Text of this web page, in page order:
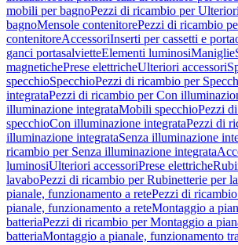
mobili per bagnoPezzi di ricambio per
bagnoMensole contenitorePezzi di ricambio
contenitoreAccessoriInserti per cassetti e
ganci portasalvietteElementi luminosiManiglie
magnetichePrese elettricheUlteriori accessori
specchioSpecchioPezzi di ricambio per
integrataPezzi di ricambio per Con
illuminazione integrataMobili specchioPezzi
specchioCon illuminazione integrataPezzi di
illuminazione integrataSenza illuminazione
ricambio per Senza illuminazione integrata
luminosiUlteriori accessoriPrese elettriche
lavaboPezzi di ricambio per Rubinetterie per
pianale, funzionamento a retePezzi di
pianale, funzionamento a reteMontaggio a
batteriaPezzi di ricambio per Montaggio a
batteriaMontaggio a pianale, funzionamento